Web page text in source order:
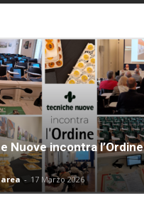
Nuove incontra l’Ordine
- 17 Marzo 2026